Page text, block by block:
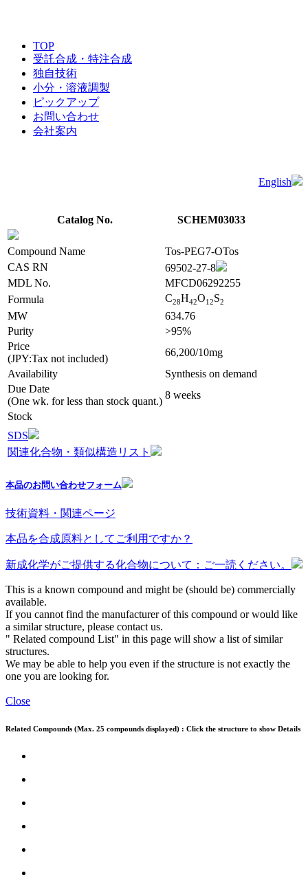
TOP
受託合成・特注合成
独自技術
小分・溶液調製
ピックアップ
お問い合わせ
会社案内
English
Catalog No. SCHEM03033
Compound Name
Tos-PEG7-OTos
CAS RN
69502-27-8
MDL No.
MFCD06292255
Formula
C28H42O12S2
MW
634.76
Purity
>95%
Price
(JPY:Tax not included)
66,200/10mg
Availability
Synthesis on demand
Due Date
(One wk. for less than stock quant.)
8 weeks
Stock
SDS
関連化合物・類似構造リスト
本品のお問い合わせフォーム
技術資料・関連ページ
本品を合成原料としてご利用ですか？
新成化学がご提供する化合物について：ご一読ください。
This is a known compound and might be (should be) commercially
available.
If you cannot find the manufacturer of this compound or would like
a similar structure, please contact us.
" Related compound List" in this page will show a list of similar
structures.
We may be able to help you even if the structure is not exactly the
one you are looking for.
Close
Related Compounds (Max. 25 compounds displayed) : Click the structure to show Details